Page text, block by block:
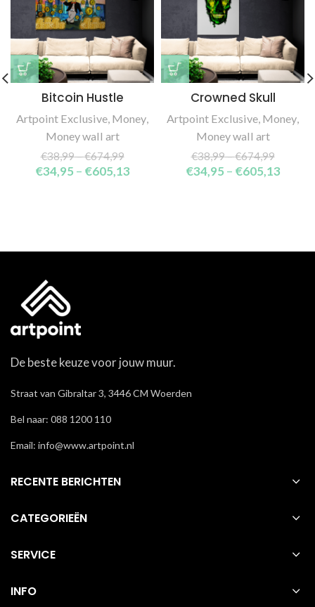
Bitcoin Hustle
Artpoint Exclusive Money
Money wall art
€38,99–€674,99
€34,95 – €605,13
Crowned Skull
Artpoint Exclusive Money
Money wall art
€38,99–€674,99
€34,95 – €605,13
De beste keuze voor jouw muur.
Straat van Gibraltar 3, 3446 CM Woerden
Bel naar: 088 1200 110
Email: info@www.artpoint.nl
RECENTE BERICHTEN
CATEGORIEËN
SERVICE
INFO